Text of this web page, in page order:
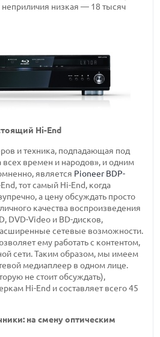
неприличия низкая — 18 тысяч
Hi-End
и техника, подпадающая под
всех времен и народов», и одним
является Pioneer BDP-
тот самый Hi-End, когда
а цену обсуждать просто
качества воспроизведения
DVD-Video и BD-дисков,
сетевые возможности.
ему работать с контентом,
сети. Таким образом, мы имеем
медиаплеер в одном лице.
не стоит обсуждать),
Hi-End и составляет всего 45
на смену оптическим